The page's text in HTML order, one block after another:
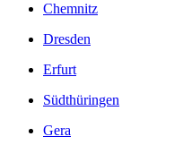
Chemnitz
Dresden
Erfurt
Südthüringen
Gera